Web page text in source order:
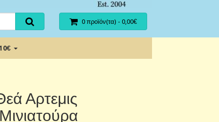
0 προϊόν(τα) - 0,00€
Αρτεμις